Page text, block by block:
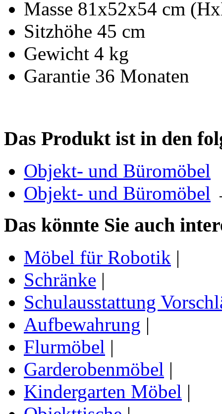
Masse 81x52x54 cm
Sitzhöhe 45 cm
Gewicht 4 kg
Garantie 36 Monaten
Das Produkt ist in den
Objekt- und Büromöbel
Objekt- und Büromöbel
Das könnte Sie auch
Möbel für Robotik |
Schränke |
Schulausstattung
Aufbewahrung |
Flurmöbel |
Garderobenmöbel |
Kindergarten Möbel |